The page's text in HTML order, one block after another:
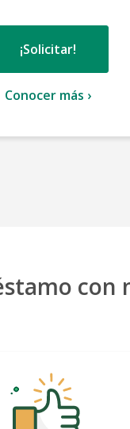
¡Solicitar!
Conocer más ›
con